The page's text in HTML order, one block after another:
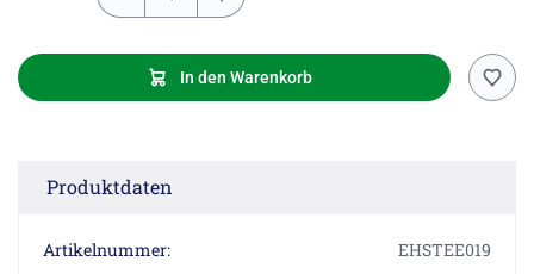
In den Warenkorb
Produktdaten
Artikelnummer: EHSTEE019